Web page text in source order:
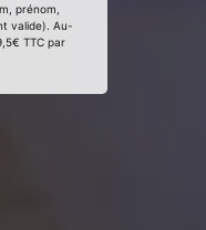
prénom,
valide). Au-
TTC par